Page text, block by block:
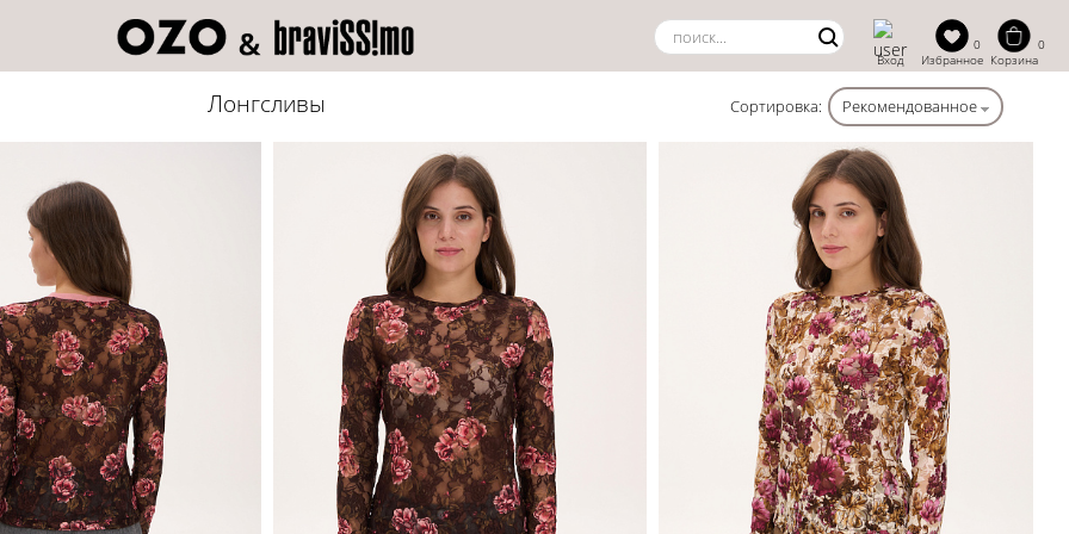
Лонгсливы Сортировка:
Рекомендованное
цена ↑
цена ↓
Новинки
Рекомендованное
Вход
0
Избранное
0
Корзина